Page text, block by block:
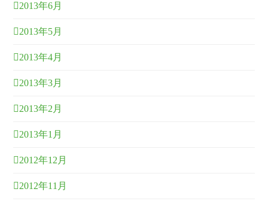
2013年6月
2013年5月
2013年4月
2013年3月
2013年2月
2013年1月
2012年12月
2012年11月